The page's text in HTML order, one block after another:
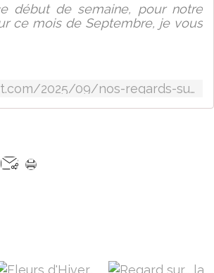
début de semaine, pour notre
ce mois de Septembre, je vous
http://lylouannecollection.blogspot.com/2025/09/nos-regards-sur-souvenirs-dete-16.html